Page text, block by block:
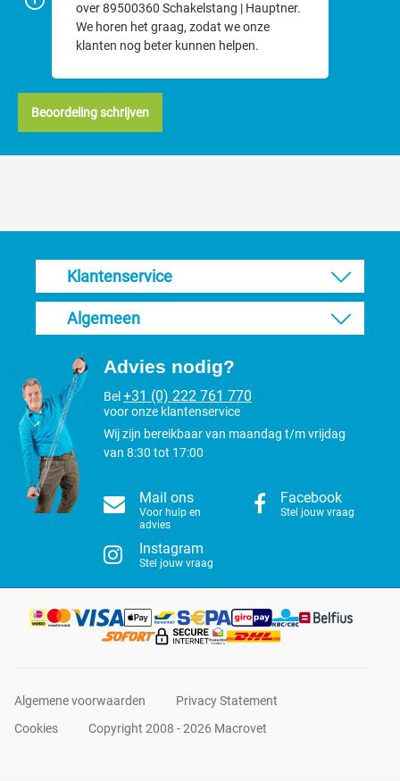
over 89500360 Schakelstang | Hauptner.
We horen het graag, zodat we onze
klanten nog beter kunnen helpen.
Beoordeling schrijven
Klantenservice
Algemeen
Advies nodig?
Bel +31 (0) 222 761 770
voor onze klantenservice
Wij zijn bereikbaar van maandag t/m vrijdag
van 8:30 tot 17:00
Mail ons
Voor hulp en
advies
Facebook
Stel jouw vraag
Instagram
Stel jouw vraag
Algemene voorwaarden
Privacy Statement
Cookies
Copyright 2008 - 2026 Macrovet